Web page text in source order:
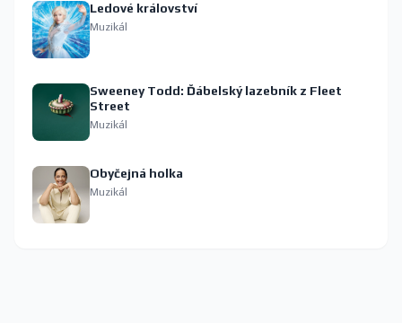
Ledové království
Muzikál
Sweeney Todd: Ďábelský lazebník z Fleet
Street
Muzikál
Obyčejná holka
Muzikál